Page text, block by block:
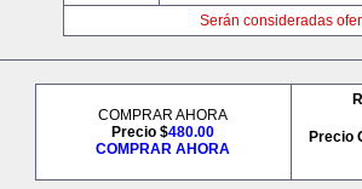
Serán consideradas
COMPRAR AHORA
Precio $480.00
COMPRAR AHORA
Precio